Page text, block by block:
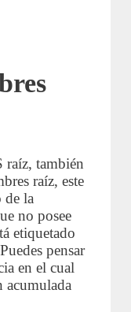
raíz, también
raíz, este
de la
no posee
etiquetado
pensar
en el cual
acumulada